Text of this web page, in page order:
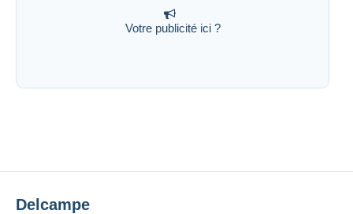
Votre publicité ici ?
Delcampe